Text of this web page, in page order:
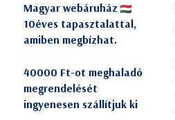
Magyar webáruház
10éves tapasztalattal,
amiben megbízhat.
40000 Ft-ot meghaladó
megrendelését
ingyenesen szállítjuk ki